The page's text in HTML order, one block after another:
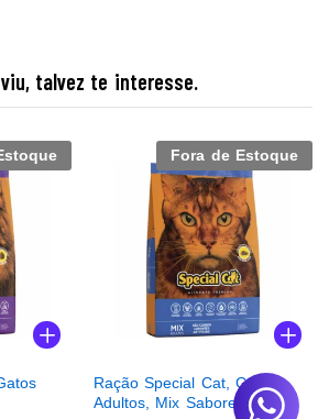
talvez te interesse.
Fora de Estoque
Ração Special Cat, Gatos
Adultos, Mix Sabores – 20kg